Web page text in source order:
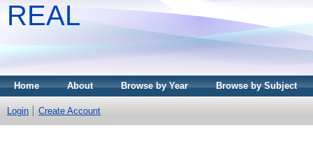
REAL
Home About Browse by Year Browse by Subject
Login Create Account